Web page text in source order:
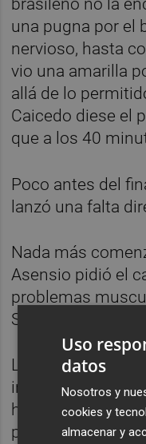
brasileño no la
una pugna por el
nervioso, hasta
vio una amarilla
allá de lo
Caicedo diese el
que a los 40
Poco antes del
lanzó una falta
Nada más
Asensio pidió el
problemas
Sevilla.
Los problemas
incrementaron en
habilitó por la
pase raso, envió
Uso
datos
Nosotros y
cookies y
almacenar y